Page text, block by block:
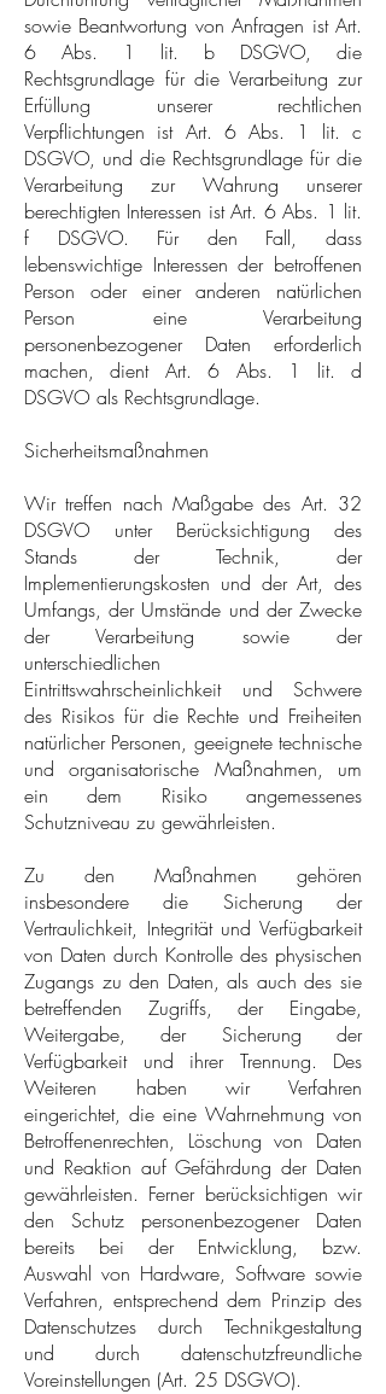
sowie Beantwortung von Anfragen ist Art.
6 Abs. 1 lit. b DSGVO, die
Rechtsgrundlage für die Verarbeitung zur
Erfüllung unserer rechtlichen
Verpflichtungen ist Art. 6 Abs. 1 lit. c
DSGVO, und die Rechtsgrundlage für die
Verarbeitung zur Wahrung unserer
berechtigten Interessen ist Art. 6 Abs. 1 lit.
f DSGVO. Für den Fall, dass
lebenswichtige Interessen der betroffenen
Person oder einer anderen natürlichen
Person eine Verarbeitung
personenbezogener Daten erforderlich
machen, dient Art. 6 Abs. 1 lit. d
DSGVO als Rechtsgrundlage.
Sicherheitsmaßnahmen
Wir treffen nach Maßgabe des Art. 32
DSGVO unter Berücksichtigung des
Stands der Technik, der
Implementierungskosten und der Art, des
Umfangs, der Umstände und der Zwecke
der Verarbeitung sowie der
unterschiedlichen
Eintrittswahrscheinlichkeit und Schwere
des Risikos für die Rechte und Freiheiten
natürlicher Personen, geeignete technische
und organisatorische Maßnahmen, um
ein dem Risiko angemessenes
Schutzniveau zu gewährleisten.
Zu den Maßnahmen gehören
insbesondere die Sicherung der
Vertraulichkeit, Integrität und Verfügbarkeit
von Daten durch Kontrolle des physischen
Zugangs zu den Daten, als auch des sie
betreffenden Zugriffs, der Eingabe,
Weitergabe, der Sicherung der
Verfügbarkeit und ihrer Trennung. Des
Weiteren haben wir Verfahren
eingerichtet, die eine Wahrnehmung von
Betroffenenrechten, Löschung von Daten
und Reaktion auf Gefährdung der Daten
gewährleisten. Ferner berücksichtigen wir
den Schutz personenbezogener Daten
bereits bei der Entwicklung, bzw.
Auswahl von Hardware, Software sowie
Verfahren, entsprechend dem Prinzip des
Datenschutzes durch Technikgestaltung
und durch datenschutzfreundliche
Voreinstellungen (Art. 25 DSGVO).